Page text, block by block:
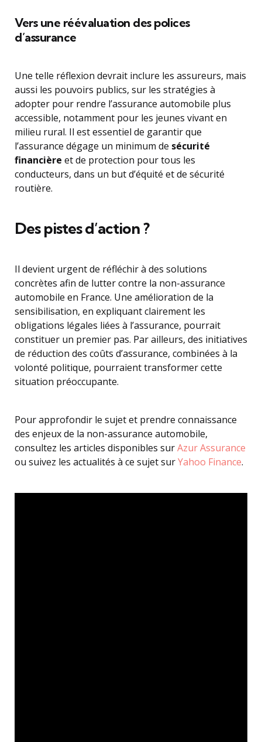
Vers une réévaluation des polices
d’assurance
Une telle réflexion devrait inclure les assureurs, mais
aussi les pouvoirs publics, sur les stratégies à
adopter pour rendre l’assurance automobile plus
accessible, notamment pour les jeunes vivant en
milieu rural. Il est essentiel de garantir que
l’assurance dégage un minimum de sécurité
financière et de protection pour tous les
conducteurs, dans un but d’équité et de sécurité
routière.
Des pistes d’action ?
Il devient urgent de réfléchir à des solutions
concrètes afin de lutter contre la non-assurance
automobile en France. Une amélioration de la
sensibilisation, en expliquant clairement les
obligations légales liées à l’assurance, pourrait
constituer un premier pas. Par ailleurs, des initiatives
de réduction des coûts d’assurance, combinées à la
volonté politique, pourraient transformer cette
situation préoccupante.
Pour approfondir le sujet et prendre connaissance
des enjeux de la non-assurance automobile,
consultez les articles disponibles surAzur Assurance
ou suivez les actualités à ce sujet surYahoo Finance.